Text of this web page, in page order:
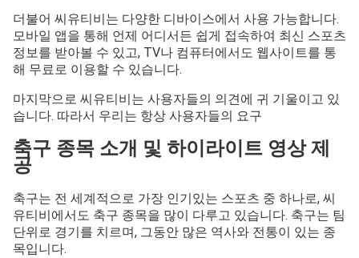
더불어 씨유티비는 다양한 디바이스에서 사용 가능합니다.
모바일 앱을 통해 언제 어디서든 쉽게 접속하여 최신 스포츠
정보를 받아볼 수 있고, TV나 컴퓨터에서도 웹사이트를 통
해 무료로 이용할 수 있습니다.
마지막으로 씨유티비는 사용자들의 의견에 귀 기울이고 있
습니다. 따라서 우리는 항상 사용자들의 요구
축구 종목 소개 및 하이라이트 영상 제
공
축구는 전 세계적으로 가장 인기있는 스포츠 중 하나로, 씨
유티비에서도 축구 종목을 많이 다루고 있습니다. 축구는 팀
단위로 경기를 치르며, 그동안 많은 역사와 전통이 있는 종
목입니다.